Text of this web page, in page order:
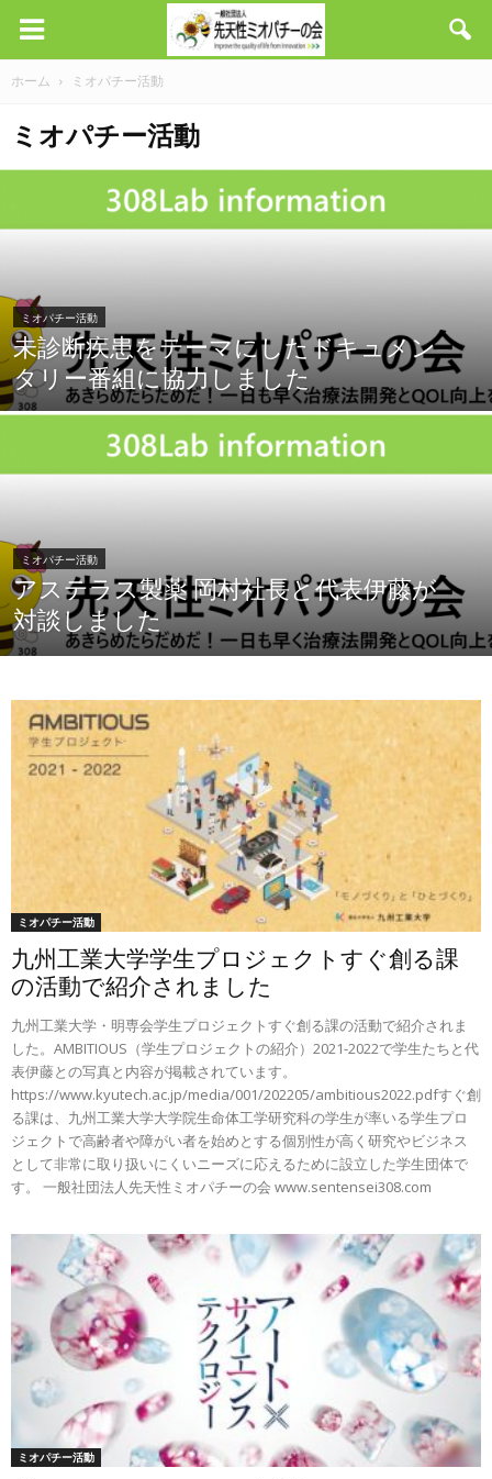
ホーム ミオパチー活動
ミオパチー活動
ミオパチー活動
未診断疾患をテーマにしたドキュメン
タリー番組に協力しました
ミオパチー活動
アステラス製薬 岡村社長と代表伊藤が
対談しました
ミオパチー活動
九州工業大学学生プロジェクトすぐ創る課
の活動で紹介されました
九州工業大学・明専会学生プロジェクトすぐ創る課の活動で紹介されま
した。AMBITIOUS（学生プロジェクトの紹介）2021-2022で学生たちと代
表伊藤との写真と内容が掲載されています。
https://www.kyutech.ac.jp/media/001/202205/ambitious2022.pdfすぐ創
る課は、九州工業大学大学院生命体工学研究科の学生が率いる学生プロ
ジェクトで高齢者や障がい者を始めとする個別性が高く研究やビジネス
として非常に取り扱いにくいニーズに応えるために設立した学生団体で
す。 一般社団法人先天性ミオパチーの会 www.sentensei308.com
ミオパチー活動